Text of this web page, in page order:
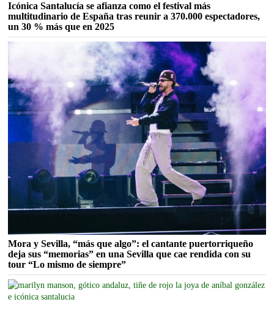
Icónica Santalucía se afianza como el festival más
multitudinario de España tras reunir a 370.000 espectadores,
un 30 % más que en 2025
Mora y Sevilla, “más que algo”: el cantante puertorriqueño
deja sus “memorias” en una Sevilla que cae rendida con su
tour “Lo mismo de siempre”